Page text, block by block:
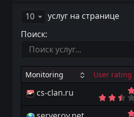
10
услуг на странице
Поиск:
Monitoring User rating
cs-clan.ru